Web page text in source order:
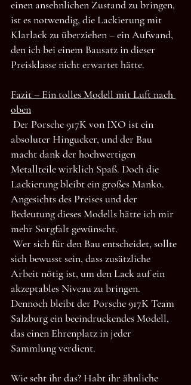
einen ansehnlichen Zustand zu bringen,
ist es notwendig, die Lackierung mit
Klarlack zu überziehen – ein Aufwand,
den ich bei einem Bausatz in dieser
Preisklasse nicht erwartet hätte.
Fazit – Ein tolles Modell mit Luft nach
oben
Der Porsche 917K von IXO ist ein
absoluter Hingucker, und der Bau
macht dank der hochwertigen
Metallteile wirklich Spaß. Doch die
Lackierung bleibt ein großes Manko.
Angesichts des Preises und der
Bedeutung dieses Modells hätte ich mir
mehr Sorgfalt gewünscht.
Wer sich für den Bau entscheidet, sollte
sich bewusst sein, dass zusätzliche
Arbeit nötig ist, um den Lack auf ein
akzeptables Niveau zu bringen.
Dennoch bleibt der Porsche 917K Team
Salzburg ein beeindruckendes Modell,
das einen Ehrenplatz in jeder
Sammlung verdient.
Wie seht ihr das? Habt ihr ähnliche